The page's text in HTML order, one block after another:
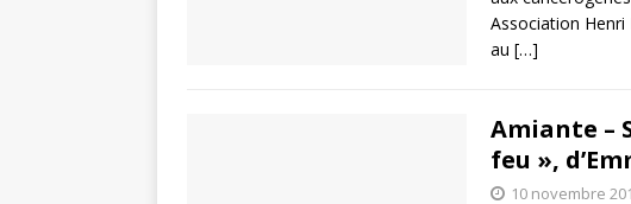
Association
au […]
Amiante –
feu »,
10 novembre